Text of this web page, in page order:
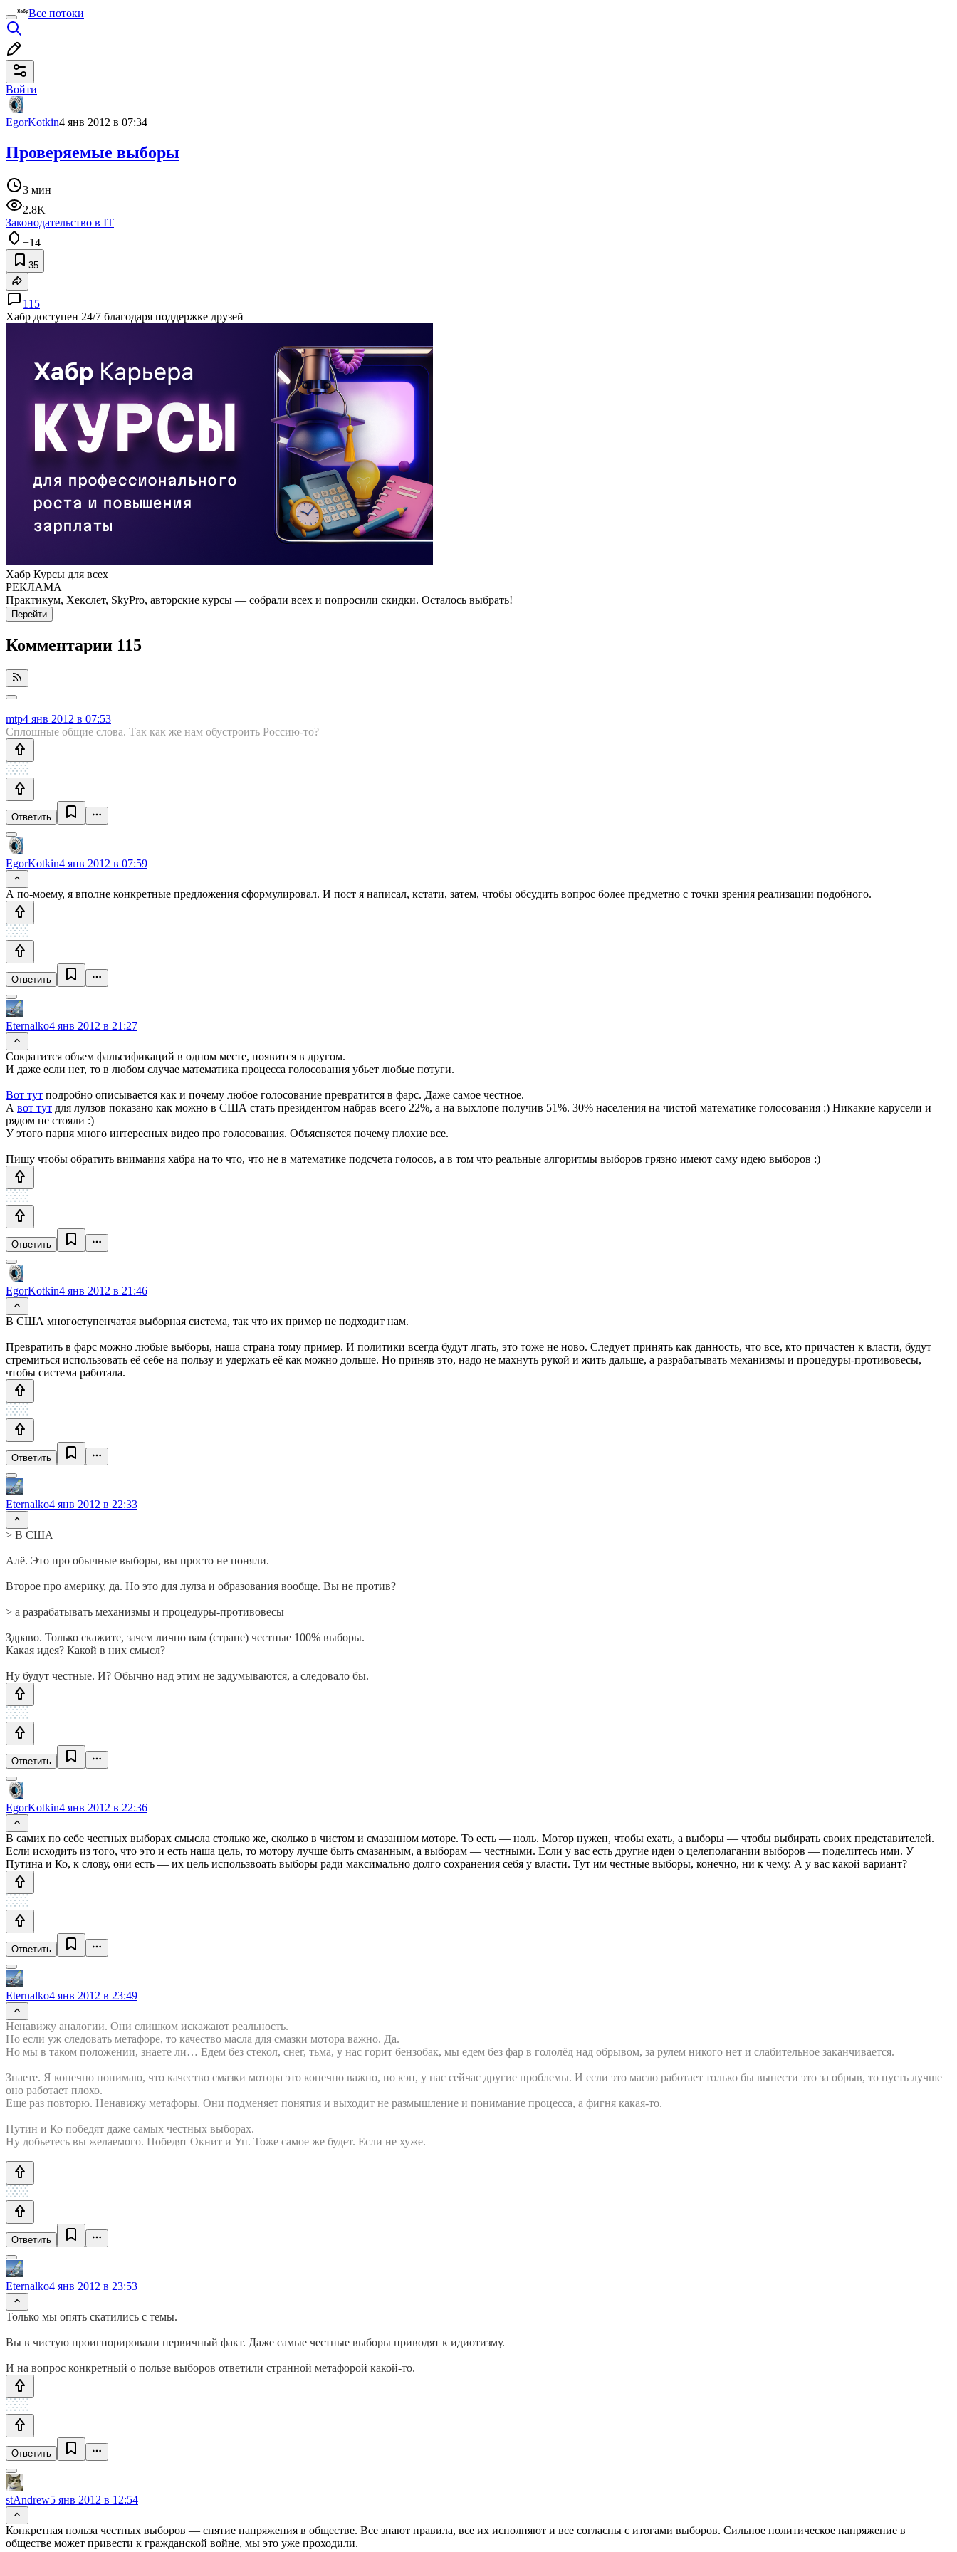
Все потоки
Войти
EgorKotkin4 янв 2012 в 07:34
Проверяемые выборы
3 мин
2.8K
Законодательство в IT
+14
35
115
Хабр доступен 24/7 благодаря поддержке друзей
Хабр Курсы для всех
РЕКЛАМА
Практикум, Хекслет, SkyPro, авторские курсы — собрали всех и попросили скидки. Осталось выбрать!
Перейти
Комментарии 115
mtp4 янв 2012 в 07:53
Сплошные общие слова. Так как же нам обустроить Россию-то?
Ответить
EgorKotkin4 янв 2012 в 07:59
А по-моему, я вполне конкретные предложения сформулировал. И пост я написал, кстати, затем, чтобы обсудить вопрос более предметно с точки зрения реализации подобного.
Ответить
Eternalko4 янв 2012 в 21:27
Сократится объем фальсификаций в одном месте, появится в другом.
И даже если нет, то в любом случае математика процесса голосования убьет любые потуги.
Вот тут подробно описывается как и почему любое голосование превратится в фарс. Даже самое честное.
А вот тут для лулзов показано как можно в США стать президентом набрав всего 22%, а на выхлопе получив 51%. 30% населения на чистой математике голосования :) Никакие карусели и
рядом не стояли :)
У этого парня много интересных видео про голосования. Объясняется почему плохие все.
Пишу чтобы обратить внимания хабра на то что, что не в математике подсчета голосов, а в том что реальные алгоритмы выборов грязно имеют саму идею выборов :)
Ответить
EgorKotkin4 янв 2012 в 21:46
В США многоступенчатая выборная система, так что их пример не подходит нам.
Превратить в фарс можно любые выборы, наша страна тому пример. И политики всегда будут лгать, это тоже не ново. Следует принять как данность, что все, кто причастен к власти, будут
стремиться использовать её себе на пользу и удержать её как можно дольше. Но приняв это, надо не махнуть рукой и жить дальше, а разрабатывать механизмы и процедуры-противовесы,
чтобы система работала.
Ответить
Eternalko4 янв 2012 в 22:33
> В США
Алё. Это про обычные выборы, вы просто не поняли.
Второе про америку, да. Но это для лулза и образования вообще. Вы не против?
> а разрабатывать механизмы и процедуры-противовесы
Здраво. Только скажите, зачем лично вам (стране) честные 100% выборы.
Какая идея? Какой в них смысл?
Ну будут честные. И? Обычно над этим не задумываются, а следовало бы.
Ответить
EgorKotkin4 янв 2012 в 22:36
В самих по себе честных выборах смысла столько же, сколько в чистом и смазанном моторе. То есть — ноль. Мотор нужен, чтобы ехать, а выборы — чтобы выбирать своих представителей.
Если исходить из того, что это и есть наша цель, то мотору лучше быть смазанным, а выборам — честными. Если у вас есть другие идеи о целеполагании выборов — поделитесь ими. У
Путина и Ко, к слову, они есть — их цель использвоать выборы ради максимально долго сохранения себя у власти. Тут им честные выборы, конечно, ни к чему. А у вас какой вариант?
Ответить
Eternalko4 янв 2012 в 23:49
Ненавижу аналогии. Они слишком искажают реальность.
Но если уж следовать метафоре, то качество масла для смазки мотора важно. Да.
Но мы в таком положении, знаете ли… Едем без стекол, снег, тьма, у нас горит бензобак, мы едем без фар в гололёд над обрывом, за рулем никого нет и слабительное заканчивается.
Знаете. Я конечно понимаю, что качество смазки мотора это конечно важно, но кэп, у нас сейчас другие проблемы. И если это масло работает только бы вынести это за обрыв, то пусть лучше
оно работает плохо.
Еще раз повторю. Ненавижу метафоры. Они подменяет понятия и выходит не размышление и понимание процесса, а фигня какая-то.
Путин и Ко победят даже самых честных выборах.
Ну добьетесь вы желаемого. Победят Окнит и Уп. Тоже самое же будет. Если не хуже.
Ответить
Eternalko4 янв 2012 в 23:53
Только мы опять скатились с темы.
Вы в чистую проигнорировали первичный факт. Даже самые честные выборы приводят к идиотизму.
И на вопрос конкретный о пользе выборов ответили странной метафорой какой-то.
Ответить
stAndrew5 янв 2012 в 12:54
Конкретная польза честных выборов — снятие напряжения в обществе. Все знают правила, все их исполняют и все согласны с итогами выборов. Сильное политическое напряжение в
обществе может привести к гражданской войне, мы это уже проходили.